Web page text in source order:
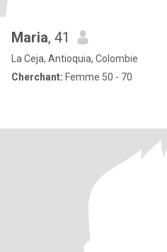
Maria, 41
La Ceja, Antioquia, Colombie
Cherchant: Femme 50 - 70